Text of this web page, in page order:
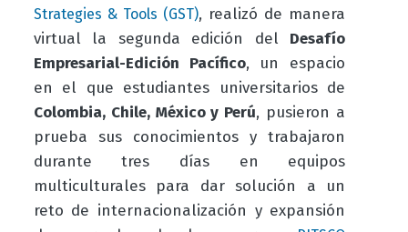
Strategies & Tools (GST), realizó de manera
virtual la segunda edición del Desafío
Empresarial-Edición Pacífico, un espacio
en el que estudiantes universitarios de
Colombia, Chile, México y Perú, pusieron a
prueba sus conocimientos y trabajaron
durante tres días en equipos
multiculturales para dar solución a un
reto de internacionalización y expansión